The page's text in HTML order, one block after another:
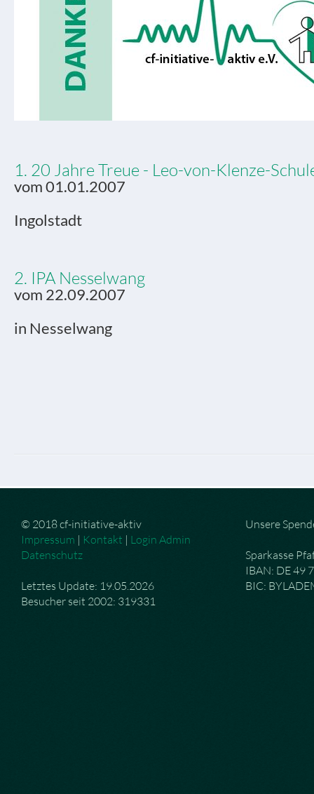
1. 20 Jahre Treue - Leo-von-Klenze-
vom 01.01.2007
Ingolstadt
2. IPA Nesselwang
vom 22.09.2007
in Nesselwang
© 2018 cf-initiative-aktiv
Impressum | Kontakt | Login Admin
Datenschutz
Letztes Update: 19.05.2026
Besucher seit 2002: 319331
Unsere
Sparkasse
IBAN: DE 49
BIC: